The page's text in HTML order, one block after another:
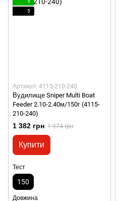
5
Артикул: 4115-210-240
Вудилище Sniper Multi Boat
Feeder 2.10-2.40м/150г (4115-
210-240)
1 382 грн 1 974 грн
Купити
Тест
150
Довжина